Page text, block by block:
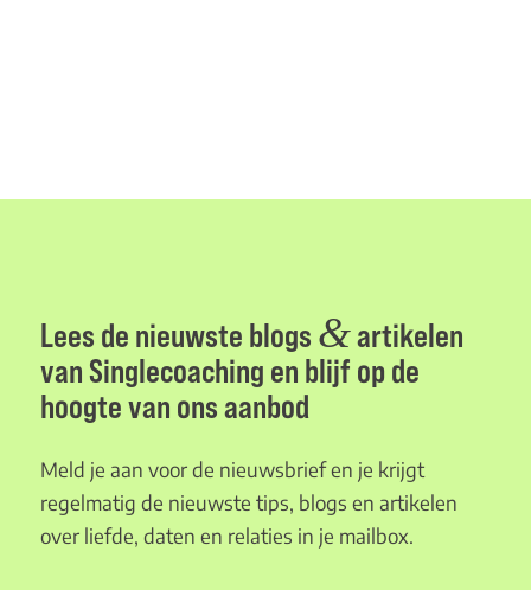
Lees de nieuwste blogs &artikelen
van Singlecoaching en blijf op de
hoogte van ons aanbod
Meld je aan voor de nieuwsbrief en je krijgt
regelmatig de nieuwste tips, blogs en artikelen
over liefde, daten en relaties in je mailbox.